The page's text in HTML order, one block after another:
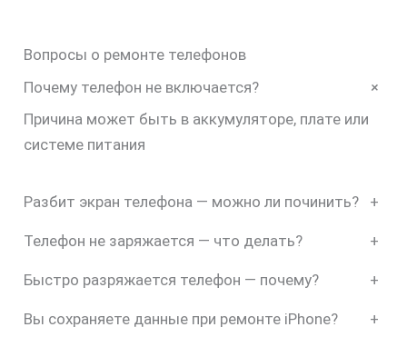
Вопросы о ремонте телефонов
Почему телефон не включается?
+
Причина может быть в аккумуляторе, плате или
системе питания
Разбит экран телефона — можно ли починить? +
Телефон не заряжается — что делать? +
Быстро разряжается телефон — почему? +
Вы сохраняете данные при ремонте iPhone? +